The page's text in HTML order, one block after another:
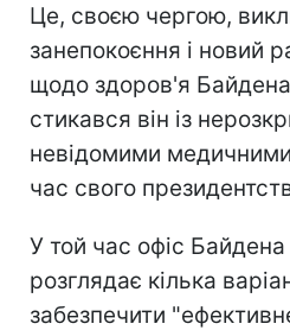
Це, своєю чергою,
занепокоєння і новий
щодо здоров'я
стикався він із
невідомими
час свого
У той час офіс
розглядає кілька
забезпечити